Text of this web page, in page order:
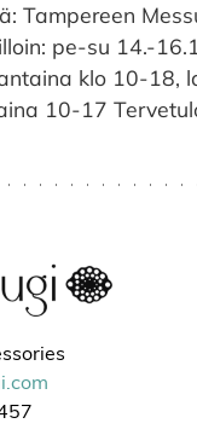
Tampereen
pe-su 14.-
klo 10-18,
10-17